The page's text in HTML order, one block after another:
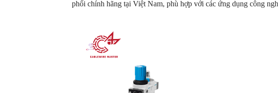
phối chính hãng tại Việt Nam, phù hợp với các ứng dụng công